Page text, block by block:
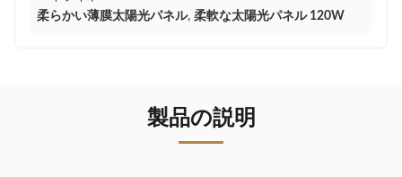
柔らかい薄膜太陽光パネル, 柔軟な太陽光パネル 120W
製品の説明